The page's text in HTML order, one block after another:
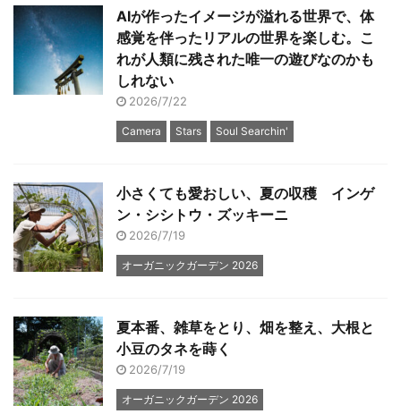
AIが作ったイメージが溢れる世界で、体
感覚を伴ったリアルの世界を楽しむ。こ
れが人類に残された唯一の遊びなのかも
しれない
2026/7/22
Camera Stars Soul Searchin'
小さくても愛おしい、夏の収穫 インゲ
ン・シシトウ・ズッキーニ
2026/7/19
オーガニックガーデン 2026
夏本番、雑草をとり、畑を整え、大根と
小豆のタネを蒔く
2026/7/19
オーガニックガーデン 2026